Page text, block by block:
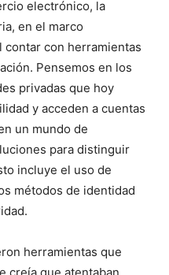
electrónico, la
en el marco
contar con herramientas
Pensemos en los
privadas que hoy
y acceden a cuentas
un mundo de
para distinguir
incluye el uso de
métodos de identidad
herramientas que